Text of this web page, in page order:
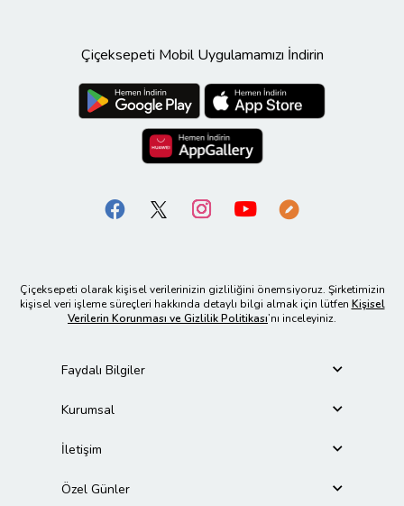
Çiçeksepeti Mobil Uygulamamızı İndirin
Çiçeksepeti olarak kişisel verilerinizin gizliliğini önemsiyoruz. Şirketimizin
kişisel veri işleme süreçleri hakkında detaylı bilgi almak için lütfen Kişisel
Verilerin Korunması ve Gizlilik Politikası’nı inceleyiniz.
Faydalı Bilgiler
Kurumsal
İletişim
Özel Günler